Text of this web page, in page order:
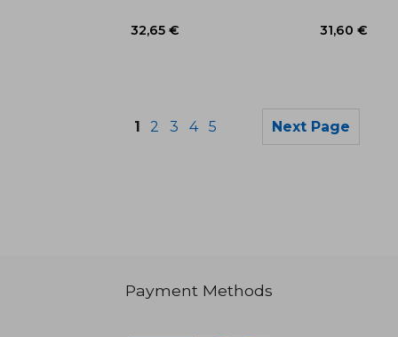
1 2 3 4 5 Next Page
Payment Methods